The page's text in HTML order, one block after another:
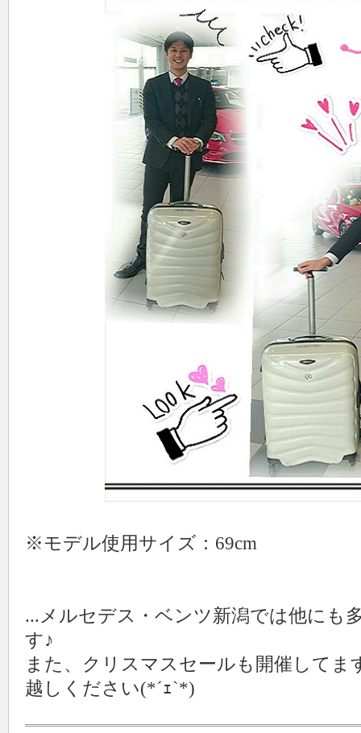
※モデル使用サイズ：69cm
...メルセデス・ベンツ新潟では他にも
す♪
また、クリスマスセールも開催して
越しください(*´ｪ`*)